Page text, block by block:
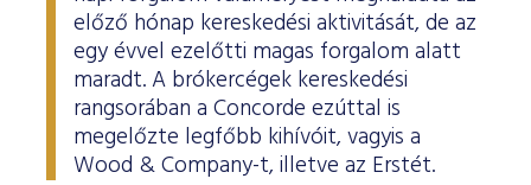
előző hónap kereskedési aktivitását, de az
egy évvel ezelőtti magas forgalom alatt
maradt. A brókercégek kereskedési
rangsorában a Concorde ezúttal is
megelőzte legfőbb kihívóit, vagyis a
Wood & Company-t, illetve az Erstét.